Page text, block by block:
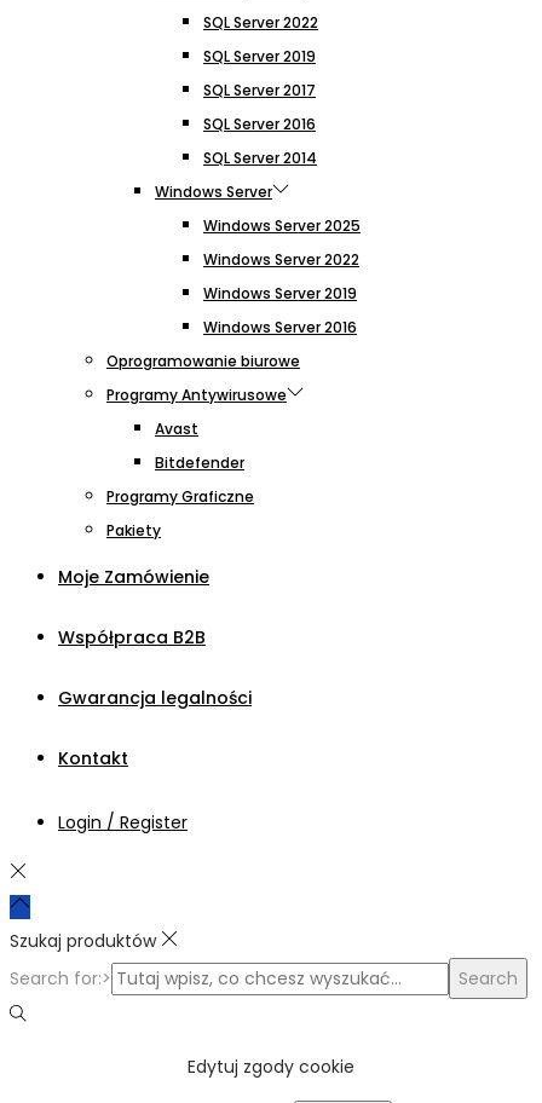
SQL Server 2022
SQL Server 2019
SQL Server 2017
SQL Server 2016
SQL Server 2014
Windows Server
Windows Server 2025
Windows Server 2022
Windows Server 2019
Windows Server 2016
Oprogramowanie biurowe
Programy Antywirusowe
Avast
Bitdefender
Programy Graficzne
Pakiety
Moje Zamówienie
Współpraca B2B
Gwarancja legalności
Kontakt
Login / Register
Szukaj produktów
Search for:>
Search
Edytuj zgody cookie